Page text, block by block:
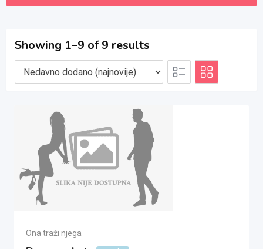
Showing 1–9 of 9 results
Ona traži njega